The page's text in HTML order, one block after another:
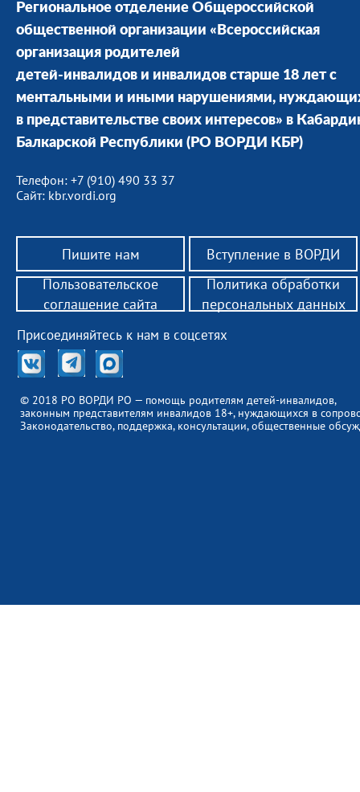
Региональное отделение Общероссийской
общественной организации «Всероссийская
организация родителей
детей-инвалидов и инвалидов старше 18 лет с
ментальными и иными нарушениями,
в представительстве своих интересов» в
Балкарской Республики (РО ВОРДИ КБР)
Телефон: +7 (910) 490 33 37
Сайт: kbr.vordi.org
Пишите нам Вступление в ВОРДИ
© 2018 РО ВОРДИ РО — помощь родителям детей-инвалидов,
законным представителям инвалидов 18+, нуждающихся в
Законодательство, поддержка, консультации, общественные
Присоединяйтесь к нам в соцсетях
Пользовательское
соглашение сайта
Политика обработки
персональных данных